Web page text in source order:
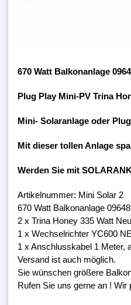
670 Watt Balkonanlage
Plug Play Mini-PV Trina
Mini- Solaranlage oder
Mit dieser tollen Anlage
Werden Sie mit
Artikelnummer: Mini Solar 2
670 Watt Balkonanlage
2 x Trina Honey 335 Watt
1 x Wechselrichter YC600
1 x Anschlusskabel 1 Meter,
Versand ist auch möglich.
Sie wünschen größere
Rufen Sie uns gerne an ! Wir